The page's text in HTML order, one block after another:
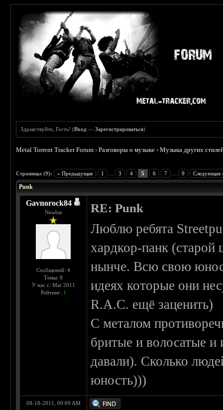
Здравствуйте, Гость! (Вход —Зарегистрироваться)
Metal Torrent Tracker Forum ›Разговоры о музыке ›Музыка других
Страницы (9): « Предыдущая 1 3 4 5 6 7 9 Следующая
Punk
Gavnorock84
Newbie
Сообщений: 4
Темы: 0
У нас с: Mar 2011
Рейтинг: 1
RE: Punk
Люблю ребята
хардкор-панк
нынче. Всю свою
идеях которые они
R.A.C. ещё заценить)
С металом
бритые и волосатые и
давали). Сколько
юность)))
08-18-2011, 09:09 AM